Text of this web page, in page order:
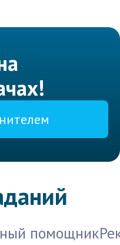
помощник